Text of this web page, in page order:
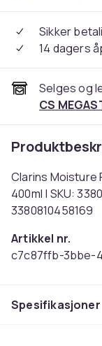
Sikker
14 dagers
Selges og
CS
Clarins Moisture
400ml | SKU:
3380810458169
Artikkel nr.
c7c87ffb-3bbe-
Spesifikasjoner